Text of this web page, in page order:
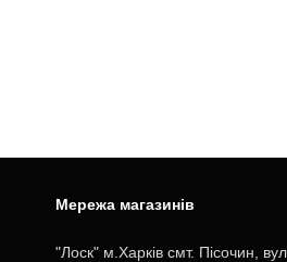
Мережа магазинів
"Лоск" м.Харків смт. Пісочин, вул.